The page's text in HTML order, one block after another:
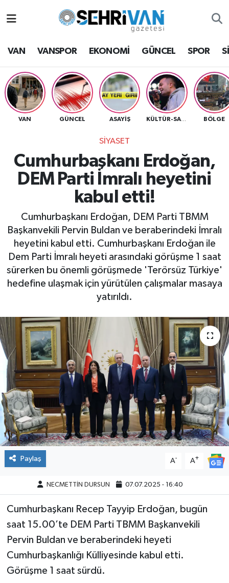
VAN VANSPOR EKONOMİ GÜNCEL SPOR
VAN GÜNCEL ASAYİŞ BÖLGE
SİYASET
Cumhurbaşkanı Erdoğan,
DEM Parti İmralı heyetini
kabul etti!
Cumhurbaşkanı Erdoğan, DEM Parti TBMM
Başkanvekili Pervin Buldan ve beraberindeki İmralı
heyetini kabul etti. Cumhurbaşkanı Erdoğan ile
Dem Parti İmralı heyeti arasındaki görüşme 1 saat
sürerken bu önemli görüşmede 'Terörsüz Türkiye'
hedefine ulaşmak için yürütülen çalışmalar masaya
yatırıldı.
Paylaş A- A+
NECMETTİN DURSUN 07.07.2025 - 16:40
Cumhurbaşkanı Recep Tayyip Erdoğan, bugün
saat 15.00’te DEM Parti TBMM Başkanvekili
Pervin Buldan ve beraberindeki heyeti
Cumhurbaşkanlığı Külliyesinde kabul etti.
Görüşme 1 saat sürdü.
Van Hava Durumu
VAN Namaz Vakitleri
Van Trafik Yoğunluk Haritası
Süper Lig Puan Durumu ve Fikstür
Tüm Manşetler
Son Dakika Haberleri
Haber Arşivi